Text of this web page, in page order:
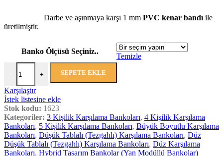
Darbe ve aşınmaya karşı 1 mm PVC kenar bandı ile
üretilmiştir.
Banko Ölçüsü Seçiniz..
Temizle
-
1623 Karşılama Bankoları adet
+ SEPETE EKLE
Karşılaştır
İstek listesine ekle
Stok kodu: 1623
Kategoriler: 3 Kişilik Karşılama Bankoları, 4 Kişilik Karşılama
Bankoları, 5 Kişilik Karşılama Bankoları, Büyük Boyutlu Karşılama
Bankoları, Düşük Tablalı (Tezgahlı) Karşılama Bankoları, Düz
Düşük Tablalı (Tezgahlı) Karşılama Bankoları, Düz Karşılama
Bankoları, Hybrid Tasarım Bankolar (Yan Modüllü Bankolar)